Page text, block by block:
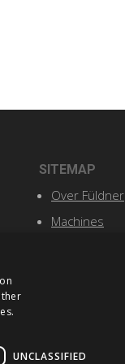
SITEMAP
Over Füldner
Machines
UNCLASSIFIED